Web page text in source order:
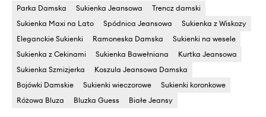
Parka Damska Sukienka Jeansowa
Trencz damski
Sukienka Maxi na Lato
Spódnica Jeansowa
Sukienka z Wiskozy
Eleganckie Sukienki
Ramoneska Damska
Sukienki na wesele
Sukienka z Cekinami
Sukienka Bawełniana
Kurtka Jeansowa
Sukienka Szmizjerka
Koszula Jeansowa Damska
Bojówki Damskie
Sukienki wieczorowe
Sukienki koronkowe
Różowa Bluza
Bluzka Guess Białe Jeansy